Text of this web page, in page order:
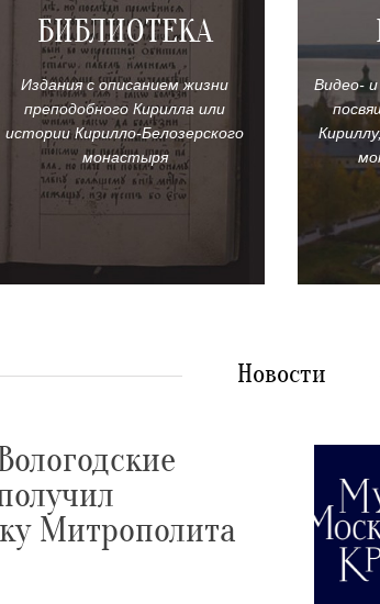
БИБЛИОТЕКА
Издания с описанием жизни
преподобного Кирилла или
истории Кирилло-Белозерского
монастыря
Видео-
Новости
Митрополита